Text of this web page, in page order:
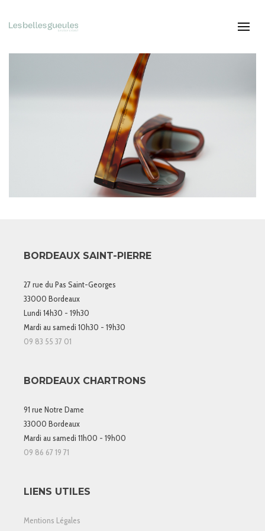
BORDEAUX SAINT-PIERRE
27 rue du Pas Saint-Georges
33000 Bordeaux
Lundi 14h30 - 19h30
Mardi au samedi 10h30 - 19h30
09 83 55 37 01
BORDEAUX CHARTRONS
91 rue Notre Dame
33000 Bordeaux
Mardi au samedi 11h00 - 19h00
09 86 67 19 71
LIENS UTILES
Mentions Légales